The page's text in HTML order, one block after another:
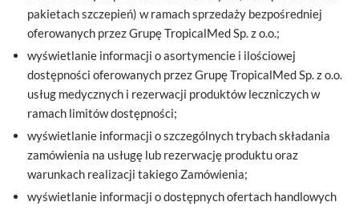
pakietach szczepień) w ramach sprzedaży bezpośredniej
oferowanych przez Grupę TropicalMed Sp. z o.o.;
wyświetlanie informacji o asortymencie i ilościowej
dostępności oferowanych przez Grupę TropicalMed Sp. z o.o.
usług medycznych i rezerwacji produktów leczniczych w
ramach limitów dostępności;
wyświetlanie informacji o szczególnych trybach składania
zamówienia na usługę lub rezerwację produktu oraz
warunkach realizacji takiego Zamówienia;
wyświetlanie informacji o dostępnych ofertach handlowych